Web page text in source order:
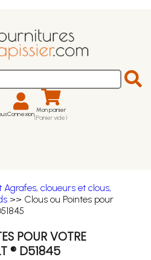
Connexion Mon panier
(Panier vide)
Agrafes, cloueurs et clous,
>> Clous ou Pointes pour
POUR VOTRE
® D51845